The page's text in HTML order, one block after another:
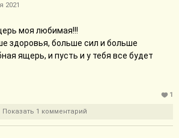
что автор сделал его объёмным.
сбивает впечатление от текста,
Денниса, разочарование
знаем, что в тексте
магия, и поэтому, когда чудесные
чудо, а как "а, ну да".
магия - у Колина, который настойчиво
2021
моя любимая!!!
здоровья, больше сил и больше
ящерь, и пусть и у тебя все будет
1
Показать 1 комментарий